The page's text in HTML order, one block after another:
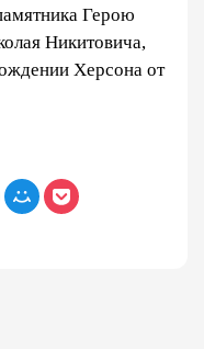
Герою
Никитовича,
Херсона от